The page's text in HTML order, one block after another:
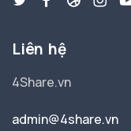
Liên hệ
4Share.vn
admin@4share.vn